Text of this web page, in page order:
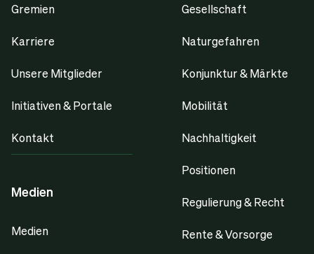
Gremien
Karriere
Unsere Mitglieder
Initiativen & Portale
Kontakt
Medien
Medien
Gesellschaft
Naturgefahren
Konjunktur & Märkte
Mobilität
Nachhaltigkeit
Positionen
Regulierung & Recht
Rente & Vorsorge